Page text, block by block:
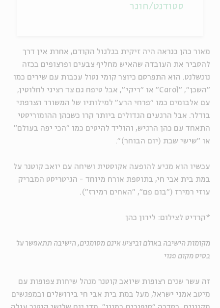
מאור כהן כנראה היה זיקית בגלגול הקודם, אחרת אין דרך
להסביר את העובדה שהאיש מחליף צבעים ופרצופים בכזה
נונשלנט. הוא התפרסם כיוצר קומי נטול עכבות עם שירים כמו
"השכן", "Carol" או "ריקי", אבל טיפח גם צד רציני לחלוטין,
עם אלבומים כמו "פרחי הרע" למילותיו של המשורר הצרפתי
בודלר. אבל הרגעים הגדולים ביותר קרו כשכהן ההומוריסטי
התאחד עם כהן הרגיש, והוליד להיטים כמו "הכי יפה בעולם"
או "שישי שבת (יום הבוחר)".
עכשיו הוא מגיע להופעה אקוסטית ושיחה עם יואב קוטנר על
במת בית אבי חי, בתוספת אורח מיוחד - הגיטריסט המבריק
עוזי רמירז ("בום פם", "האחים רמירז").
*קרדיט לצילום: לירון כהן
מקומות הישיבה באולם וביציע אינם מסומנים, הישיבה תתאפשר על
בסיס מקום פנוי
זה עשר שנים רצופות שיואב קוטנר מנהל שיחות צפופות עם
מיטב אמני ישראל, מעל במת בית אבי חי בירושלים ובמפגשים
סטודנט/חוגר